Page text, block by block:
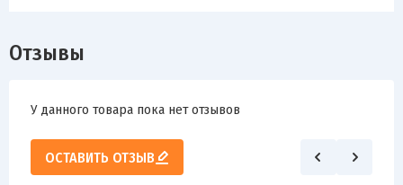
Отзывы
У данного товара пока нет отзывов
ОСТАВИТЬ ОТЗЫВ